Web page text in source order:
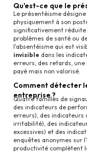
Qu'est-ce que le
Le présentéisme
physiquement à son
significativement
problèmes de santé ou
l'absentéisme qui est
invisible dans les
erreurs, des retards,
payé mais non valorisé.
Comment détecter
entreprise ?
Quatre familles de
des indicateurs de
erreurs), des
irritabilité), des
excessives) et des
enquêtes anonymes sur
productivité complètent